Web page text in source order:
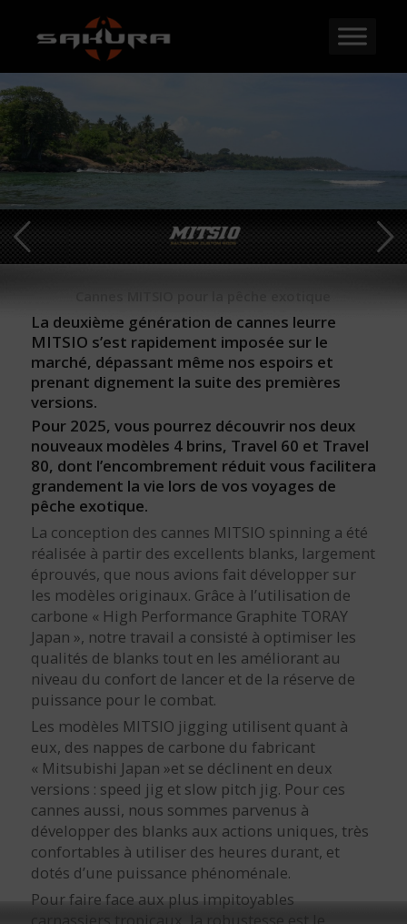
La deuxième génération de cannes leurre
MITSIO s’est rapidement imposée sur le
marché, dépassant même nos espoirs et
prenant dignement la suite des premières
versions.
Pour 2025, vous pourrez découvrir nos deux
nouveaux modèles 4 brins, Travel 60 et Travel
80, dont l’encombrement réduit vous facilitera
grandement la vie lors de vos voyages de
pêche exotique.
La conception des cannes MITSIO spinning a été
réalisée à partir des excellents blanks, largement
éprouvés, que nous avions fait développer sur
les modèles originaux. Grâce à l’utilisation de
carbone « High Performance Graphite TORAY
Japan », notre travail a consisté à optimiser les
qualités de blanks tout en les améliorant au
niveau du confort de lancer et de la réserve de
puissance pour le combat.
Les modèles MITSIO jigging utilisent quant à
eux, des nappes de carbone du fabricant
« Mitsubishi Japan »et se déclinent en deux
versions : speed jig et slow pitch jig. Pour ces
cannes aussi, nous sommes parvenus à
développer des blanks aux actions uniques, très
confortables à utiliser des heures durant, et
dotés d’une puissance phénoménale.
Pour faire face aux plus impitoyables